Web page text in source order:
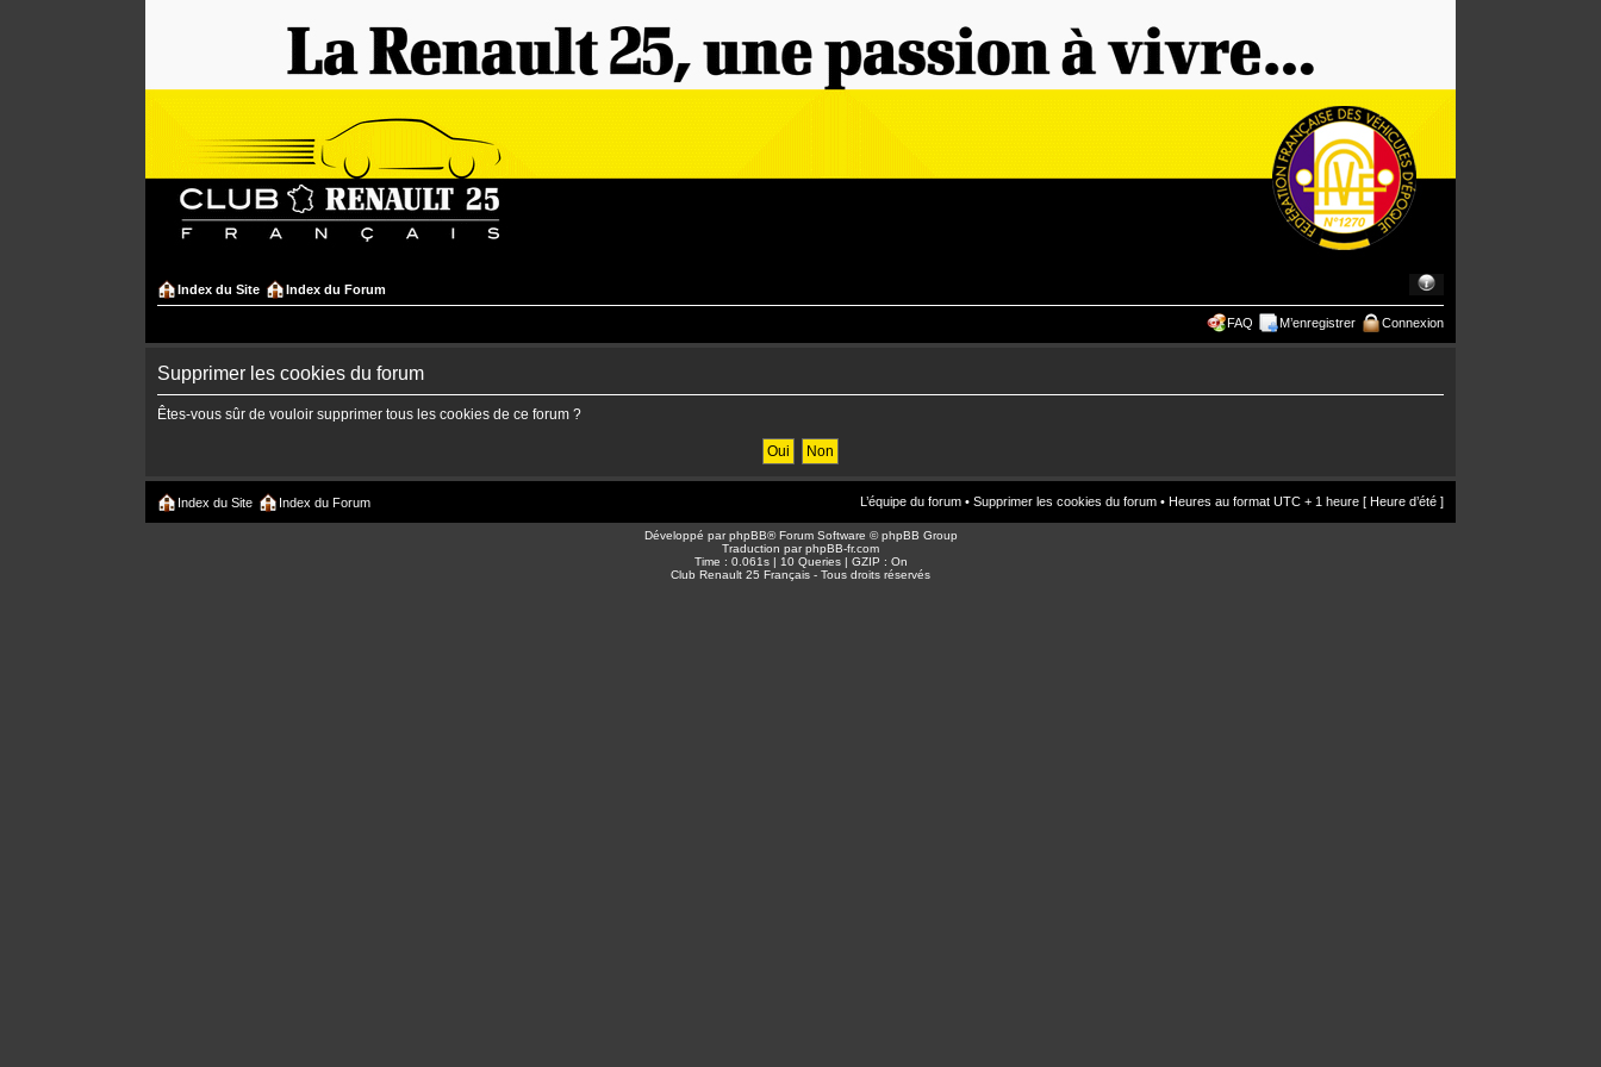
Index du Site Index du Forum
FAQ M’enregistrer Connexion
Supprimer les cookies du forum
Êtes-vous sûr de vouloir supprimer tous les cookies de ce forum ?
Index du Site Index du Forum L’équipe du forum • Supprimer les cookies du forum • Heures au format UTC + 1 heure [ Heure d’été ]
Développé parphpBB® Forum Software © phpBB Group
Traduction parphpBB-fr.com
Time : 0.061s | 10 Queries | GZIP : On
Club Renault 25 Français - Tous droits réservés